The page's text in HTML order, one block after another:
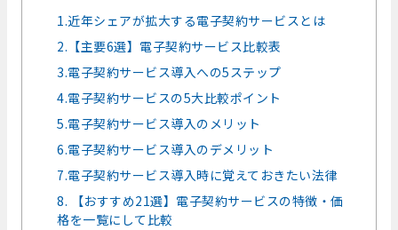
1.近年シェアが拡大する電子契約サービスとは
2.【主要6選】電子契約サービス比較表
3.電子契約サービス導入への5ステップ
4.電子契約サービスの5大比較ポイント
5.電子契約サービス導入のメリット
6.電子契約サービス導入のデメリット
7.電子契約サービス導入時に覚えておきたい法律
8. 【おすすめ21選】電子契約サービスの特徴・価
格を一覧にして比較